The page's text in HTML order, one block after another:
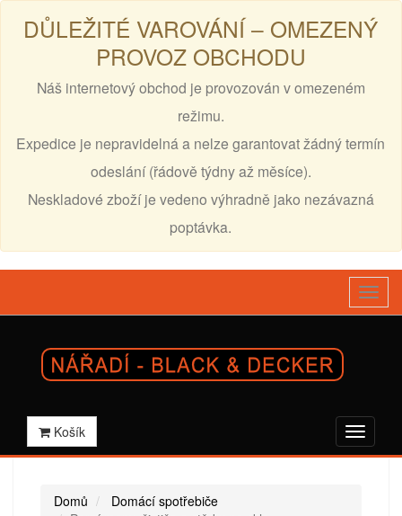
DŮLEŽITÉ VAROVÁNÍ – OMEZENÝ
PROVOZ OBCHODU
Náš internetový obchod je provozován v omezeném
režimu.
Expedice je nepravidelná a nelze garantovat žádný termín
odeslání (řádově týdny až měsíce).
Neskladové zboží je vedeno výhradně jako nezávazná
poptávka.
Košík
Domů
Domácí spotřebiče